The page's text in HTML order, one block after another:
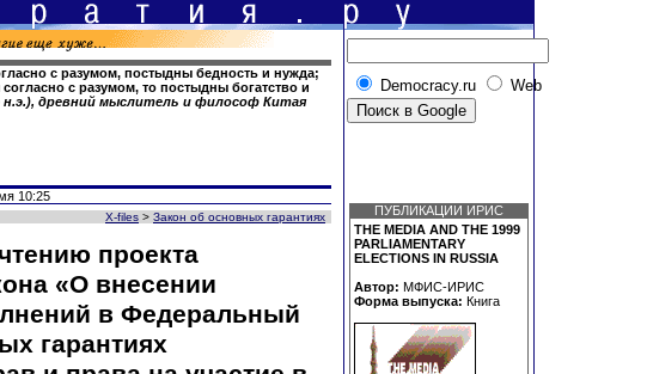
с разумом, постыдны бедность и нужда;
согласно с разумом, то постыдны богатство и
н.э.), древний мыслитель и философ Китая
Democracy.ru Web
10:25
X-files > Закон об основных гарантиях
проекта
«О внесении
в Федеральный
гарантиях
ПУБЛИКАЦИИ ИРИС
THE MEDIA AND THE 1999
PARLIAMENTARY
ELECTIONS IN RUSSIA
Автор: МФИС-ИРИС
Форма выпуска: Книга